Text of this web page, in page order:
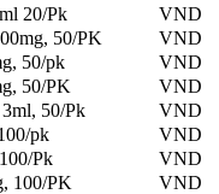
20/Pk
VND
50/PK
VND
50/pk
VND
50/PK
VND
50/Pk
VND
pk
VND
Pk
VND
100/PK
VND